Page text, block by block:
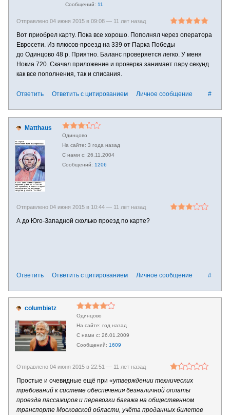
11
Отправлено 04 июня 2015 в 09:08 — 11 лет назад
Вот приобрел карту. Пока все хорошо. Пополнял через оператора
Евросети. Из плюсов-проезд на 339 от Парка Победы
до Одинцово 48 р. Приятно. Баланс проверяется легко. У меня
Нокиа 720. Скачал приложение и проверка занимает пару секунд
как все пополнения, так и списания.
#
Ответить Ответить с цитированием Личное сообщение
Matthaus
Одинцово
3 года назад
26.11.2004
1206
Отправлено 04 июня 2015 в 10:44 — 11 лет назад
А до Юго-Западной сколько проезд по карте?
#
Ответить Ответить с цитированием Личное сообщение
columbietz
Одинцово
год назад
26.01.2009
1609
Отправлено 04 июня 2015 в 22:51 — 11 лет назад
Простые и очевидные ещё при «утверждении технических
требований к системе обеспечения безналичной оплаты
проезда пассажиров и перевозки багажа на общественном
транспорте Московской области, учёта проданных билетов